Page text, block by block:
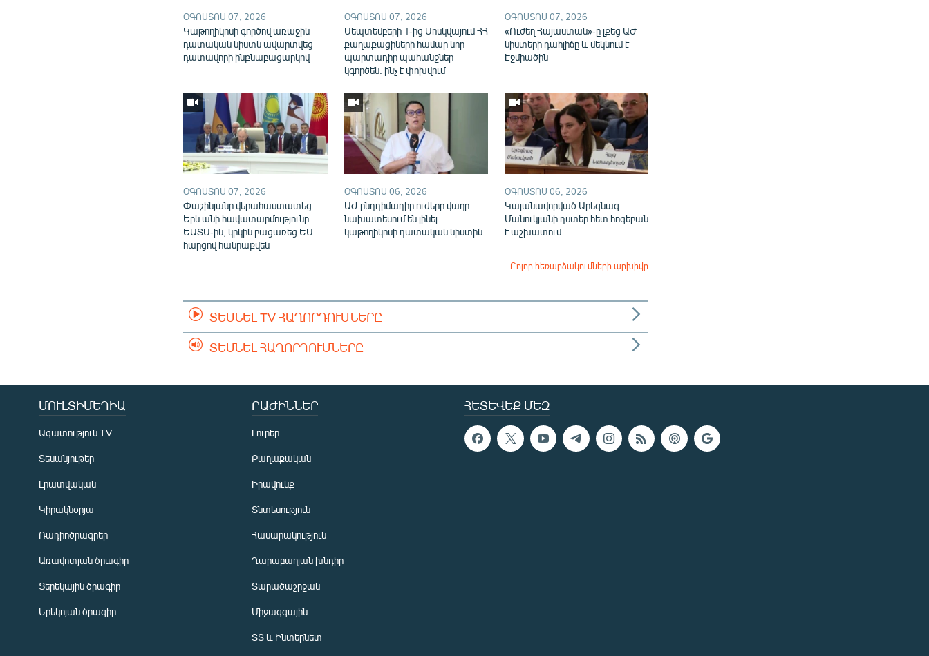
ՕԳՈՍՏՈՍ 07, 2026
Կաթողիկոսի գործով առաջին
դատական նիստն ավարտվեց
դատավորի ինքնաբացարկով
ՕԳՈՍՏՈՍ 07, 2026
Սեպտեմբերի 1-ից Մոսկվայում ՀՀ
քաղաքացիների համար նոր
պարտադիր պահանջներ
կգործեն. ինչ է փոխվում
ՕԳՈՍՏՈՍ 07, 2026
«Ուժեղ Հայաստան»-ը լքեց ԱԺ
նիստերի դահլիճը և մեկնում է
Էջմիածին
ՕԳՈՍՏՈՍ 07, 2026
Փաշինյանը վերահաստատեց
Երևանի հավատարմությունը
ԵԱՏՄ-ին, կրկին բացառեց ԵՄ
հարցով հանրաքվեն
ՕԳՈՍՏՈՍ 06, 2026
ԱԺ ընդդիմադիր ուժերը վաղը
նախատեսում են լինել
կաթողիկոսի դատական նիստին
ՕԳՈՍՏՈՍ 06, 2026
Կալանավորված Արեգնազ
Մանուկյանի դստեր հետ հոգեբան
է աշխատում
Բոլոր հեռարձակումների արխիվը
ՏԵՍՆԵԼ TV ՀԱՂՈՐԴՈՒՄՆԵՐԸ
ՏԵՍՆԵԼ ՀԱՂՈՐԴՈՒՄՆԵՐԸ
ՀԵՏԵՎԵՔ ՄԵԶ
ՄՈՒԼՏԻՄԵԴԻԱ
Ազատություն TV
Տեսանյութեր
Լրատվական
Կիրակնօրյա
Ռադիոծրագրեր
Առավոտյան ծրագիր
Ցերեկային ծրագիր
Երեկոյան ծրագիր
ԲԱԺԻՆՆԵՐ
Լուրեր
Քաղաքական
Իրավունք
Տնտեսություն
Հասարակություն
Ղարաբաղյան խնդիր
Տարածաշրջան
Միջազգային
ՏՏ և Ինտերնետ